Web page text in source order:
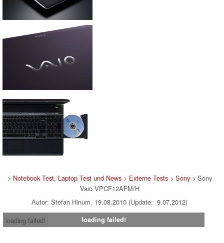
> Notebook Test, Laptop Test und News> Externe Tests> Sony> Sony
Vaio VPCF12AFM/H
Autor: Stefan Hinum, 19.08.2010 (Update: 9.07.2012)
loading failed!
loading failed!